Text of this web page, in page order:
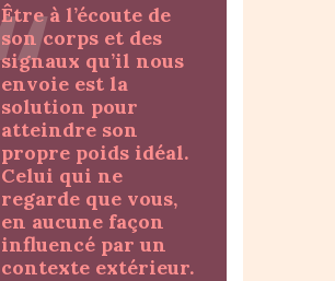
Être à l’écoute de
son corps et des
signaux qu’il nous
envoie est la
solution pour
atteindre son
propre poids idéal.
Celui qui ne
regarde que vous,
en aucune façon
influencé par un
contexte extérieur.